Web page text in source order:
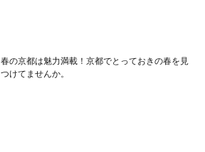
春の京都は魅力満載！京都でとっておきの春を見
つけてませんか。